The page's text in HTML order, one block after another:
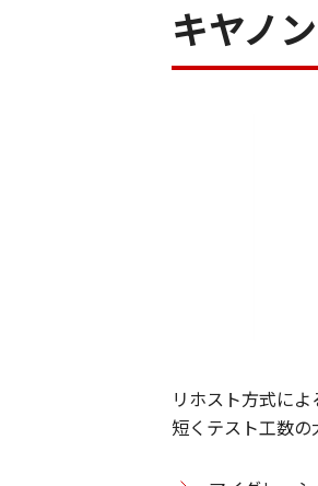
キヤノ
リホスト方式に
短くテスト工数の